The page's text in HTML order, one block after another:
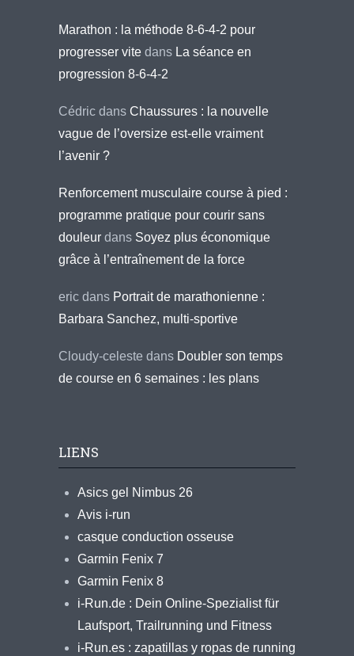
Marathon : la méthode 8-6-4-2 pour
progresser vite dans La séance en
progression 8-6-4-2
Cédric dans Chaussures : la nouvelle
vague de l’oversize est-elle vraiment
l’avenir ?
Renforcement musculaire course à pied :
programme pratique pour courir sans
douleur dans Soyez plus économique
grâce à l’entraînement de la force
eric dans Portrait de marathonienne :
Barbara Sanchez, multi-sportive
Cloudy-celeste dans Doubler son temps
de course en 6 semaines : les plans
LIENS
Asics gel Nimbus 26
Avis i-run
casque conduction osseuse
Garmin Fenix 7
Garmin Fenix 8
i-Run.de : Dein Online-Spezialist für
Laufsport, Trailrunning und Fitness
i-Run.es : zapatillas y ropas de running